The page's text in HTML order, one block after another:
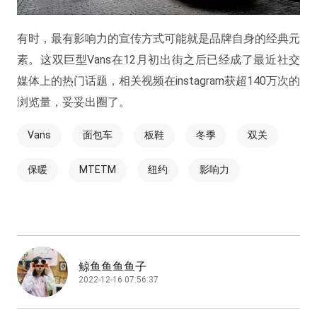
有时，最有影响力的宣传方式可能就是品牌自身的经典元
素。这双巨型Vans在12月初出街之后已经成了最近社交
媒体上的热门话题，相关视频在instagram获超140万次的
浏览量，妥妥出圈了。
Vans 面包车 板鞋 冬季 双关
保暖 MTETM 纽约 影响力
鲸鱼鱼鱼鱼子
2022-12-16 07:56:37